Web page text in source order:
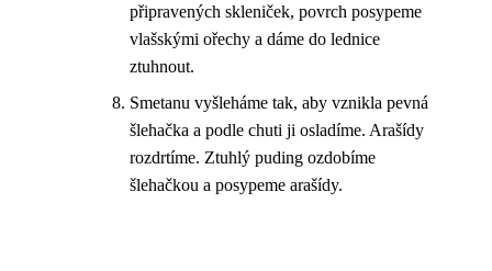
připravených skleniček, povrch posypeme
vlašskými ořechy a dáme do lednice
ztuhnout.
Smetanu vyšleháme tak, aby vznikla pevná
šlehačka a podle chuti ji osladíme. Arašídy
rozdrtíme. Ztuhlý puding ozdobíme
šlehačkou a posypeme arašídy.